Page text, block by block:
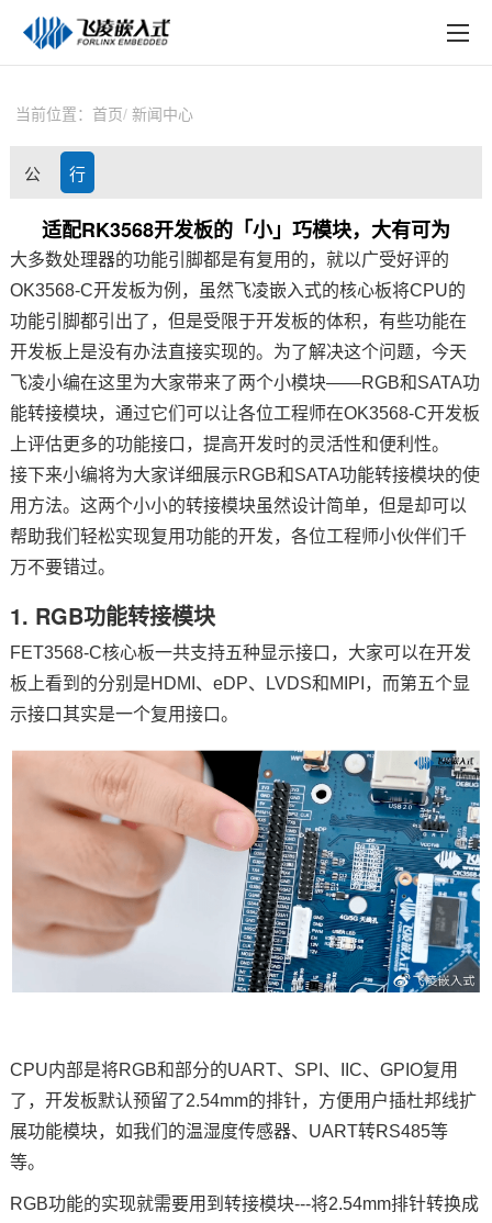
技术与支持
在线文档
方案定制
天猫商城
淘宝商城
新闻中心
技术论坛
在线购买
当前位置： 首页 新闻中心
公
动
态
行
业
资
讯
适配RK3568开发板的「小」巧模块，大有可为
大多数处理器的功能引脚都是有复用的，就以广受好评的
OK3568-C开发板为例，虽然飞凌嵌入式的核心板将CPU的
功能引脚都引出了，但是受限于开发板的体积，有些功能在
开发板上是没有办法直接实现的。为了解决这个问题，今天
飞凌小编在这里为大家带来了两个小模块——RGB和SATA功
能转接模块，通过它们可以让各位工程师在OK3568-C开发板
上评估更多的功能接口，提高开发时的灵活性和便利性。
接下来小编将为大家详细展示RGB和SATA功能转接模块的使
用方法。这两个小小的转接模块虽然设计简单，但是却可以
帮助我们轻松实现复用功能的开发，各位工程师小伙伴们千
万不要错过。
1. RGB功能转接模块
FET3568-C核心板一共支持五种显示接口 ，大家可以在开发
板 上看到的分别是HDMI、eDP、LVDS和MIPI，而第五个显
示接口其实是一个复用接口。
CPU内部是将RGB和部分的UART、 SPI 、IIC、 GPIO复用
了，开发板默认预留了2.54mm的排针，方便用户插杜邦线扩
展功能模块，如我们的温湿度传感器、UART转RS485等
等。
RGB功能的实现就需要用到转接模块---将2.54mm排针转换成